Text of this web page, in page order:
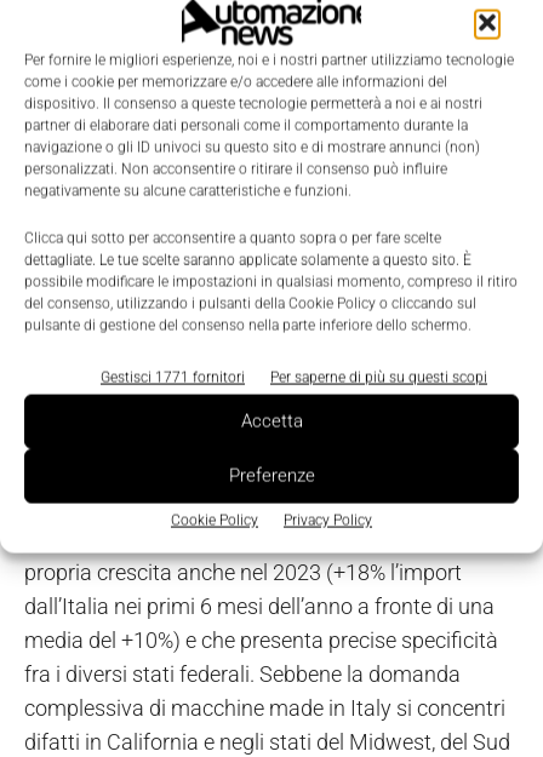
Per fornire le migliori esperienze, noi e i nostri partner utilizziamo tecnologie
come i cookie per memorizzare e/o accedere alle informazioni del
dispositivo. Il consenso a queste tecnologie permetterà a noi e ai nostri
partner di elaborare dati personali come il comportamento durante la
navigazione o gli ID univoci su questo sito e di mostrare annunci (non)
personalizzati. Non acconsentire o ritirare il consenso può influire
negativamente su alcune caratteristiche e funzioni.
Clicca qui sotto per acconsentire a quanto sopra o per fare scelte
dettagliate. Le tue scelte saranno applicate solamente a questo sito. È
possibile modificare le impostazioni in qualsiasi momento, compreso il ritiro
del consenso, utilizzando i pulsanti della Cookie Policy o cliccando sul
pulsante di gestione del consenso nella parte inferiore dello schermo.
Gestisci 1771 fornitori Per saperne di più su questi scopi
Accetta
Preferenze
Cookie Policy Privacy Policy
Nel packaging l'Italia è leader, market share 23%,
mentre nel food processing si colloca a pocchissima
distanza dalla Germania. Nel bottling, infine, occupa
il terzo gradino del podio.
"Ilmercato di maggiore interesseper le imprese
italiane sono sicuramentegli Stati Uniti, principale
importatore mondiale (7 miliardi di euro nel 2022) e
prima destinazione dell’export made in Italy (1,2
miliardi di euro)", ha dichiarato Di Faustino. "Un
primato destinato a mantenersi tale anche in futuro
grazie ad un’industria alimentare in espansione e
tassi di crescita importanti della domanda di
propria crescita anche nel 2023 (+18% l’import
dall’Italia nei primi 6 mesi dell’anno a fronte di una
media del +10%) e che presenta precise specificità
fra i diversi stati federali. Sebbene la domanda
complessiva di macchine made in Italy si concentri
difatti in California e negli stati del Midwest, del Sud